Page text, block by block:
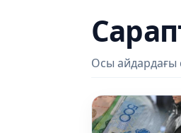
Осы айдардағы